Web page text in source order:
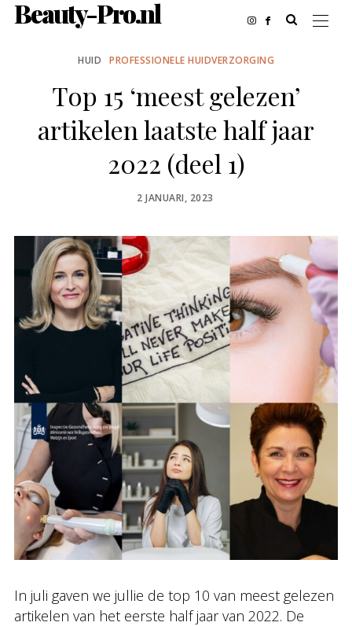
Beauty-Pro.nl
HUID PROFESSIONELE HUIDVERZORGING
Top 15 ‘meest gelezen’
artikelen laatste half jaar
2022 (deel 1)
POSTED
2 JANUARI, 2023
In juli gaven we jullie de top 10 van meest gelezen
artikelen van het eerste half jaar van 2022. De